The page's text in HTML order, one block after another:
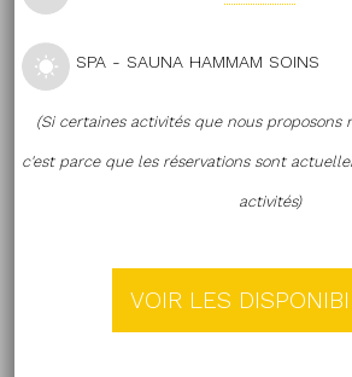
SPA - SAUNA HAMMAM SOINS
(Si certaines activités que nous proposons
c'est parce que les réservations sont
activités)